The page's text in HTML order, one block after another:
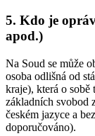
5. Kdo je
apod.)
Na Soud se může
osoba odlišná od
kraje), která o
základních svobod
českém jazyce a
doporučováno).